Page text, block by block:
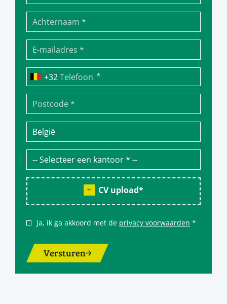
Telefoon *
CV upload*
Ja, ik ga akkoord met de privacy voorwaarden *
Versturen